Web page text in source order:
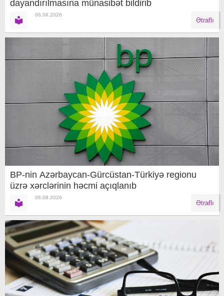
dayandırılmasına münasibət bildirib
06.08.2026
Ətraflı
BP-nin Azərbaycan-Gürcüstan-Türkiyə regionu
üzrə xərclərinin həcmi açıqlanıb
06.08.2026
Ətraflı